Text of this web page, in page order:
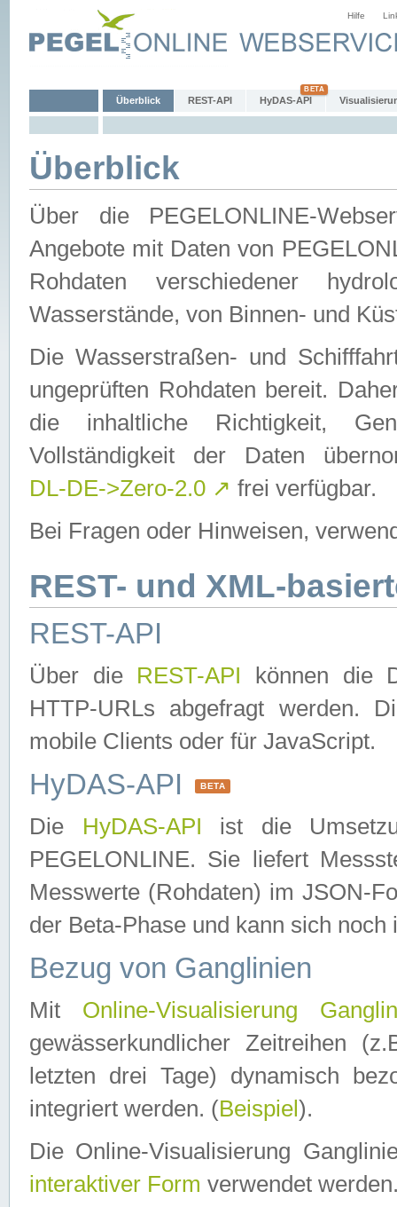
Hilfe
Überblick REST-API HyDAS-API
Überblick
Über die PEGELONLINE-
Angebote mit Daten von
Rohdaten verschiedener
Wasserstände, von Binnen- und
Die Wasserstraßen- und
ungeprüften Rohdaten bereit.
die inhaltliche Richtigkeit,
Vollständigkeit der Daten
DL-DE->Zero-2.0 ↗ frei verfügbar.
Bei Fragen oder Hinweisen,
REST- und XML-
REST-API
Über die REST-API können die
HTTP-URLs abgefragt werden.
mobile Clients oder für JavaScript.
HyDAS-API BETA
Die HyDAS-API ist die
PEGELONLINE. Sie liefert
Messwerte (Rohdaten) im JSON-
der Beta-Phase und kann sich noch
Bezug von Ganglinien
Mit Online-Visualisierung
gewässerkundlicher Zeitreihen
letzten drei Tage) dynamisch
integriert werden. (Beispiel ).
Die Online-Visualisierung
interaktiver Form verwendet